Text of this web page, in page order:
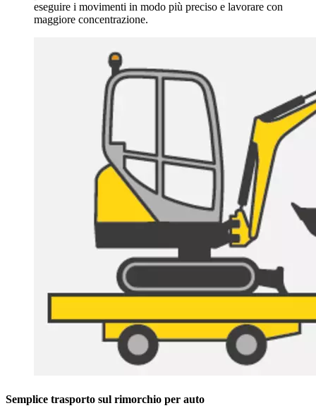
eseguire i movimenti in modo più preciso e lavorare con
maggiore concentrazione.
Semplice trasporto sul rimorchio per auto